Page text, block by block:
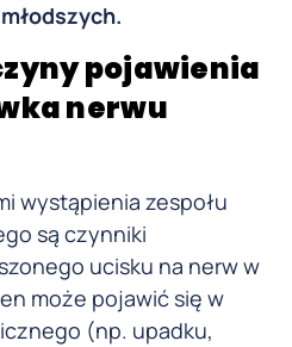
.
pojawienia
nerwu
wystąpienia zespołu
są czynniki
ucisku na nerw w
może pojawić się w
(np. upadku,